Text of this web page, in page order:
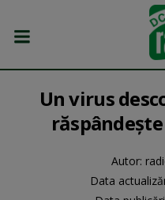
Un virus
Autor:
Data